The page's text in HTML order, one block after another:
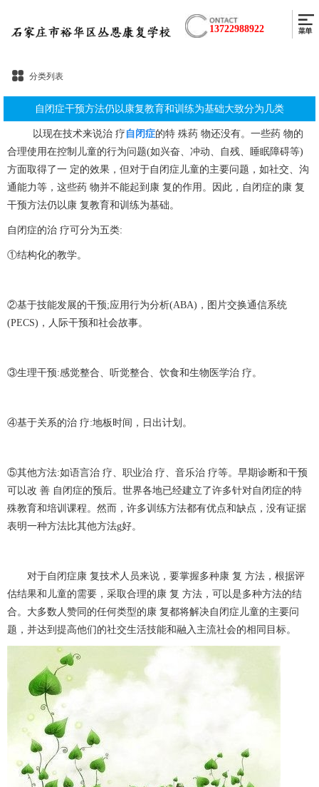
13722988922
分类列表
自闭症干预方法仍以康复教育和训练为基础大致分为几类
以现在技术来说治 疗 自闭症的特 殊药 物还没有。一些药 物的
合理使用在控制儿童的行为问题(如兴奋、冲动、自残、睡眠障碍等)
方面取得了一 定的效果，但对于自闭症儿童的主要问题，如社交、沟
通能力等，这些药 物并不能起到康 复的作用。因此，自闭症的康 复
干预方法仍以康 复教育和训练为基础。
自闭症的治 疗可分为五类:
①结构化的教学。
②基于技能发展的干预;应用行为分析(ABA)，图片交换通信系统
(PECS)，人际干预和社会故事。
③生理干预:感觉整合、听觉整合、饮食和生物医学治 疗。
④基于关系的治 疗:地板时间，日出计划。
⑤其他方法:如语言治 疗、职业治 疗、音乐治 疗等。早期诊断和干预
可以改 善 自闭症的预后。世界各地已经建立了许多针对自闭症的特
殊教育和培训课程。然而，许多训练方法都有优点和缺点，没有证据
表明一种方法比其他方法g好。
对于自闭症康 复技术人员来说，要掌握多种康 复 方法，根据评
估结果和儿童的需要，采取合理的康 复 方法，可以是多种方法的结
合。大多数人赞同的任何类型的康 复都将解决自闭症儿童的主要问
题，并达到提高他们的社交生活技能和融入主流社会的相同目标。